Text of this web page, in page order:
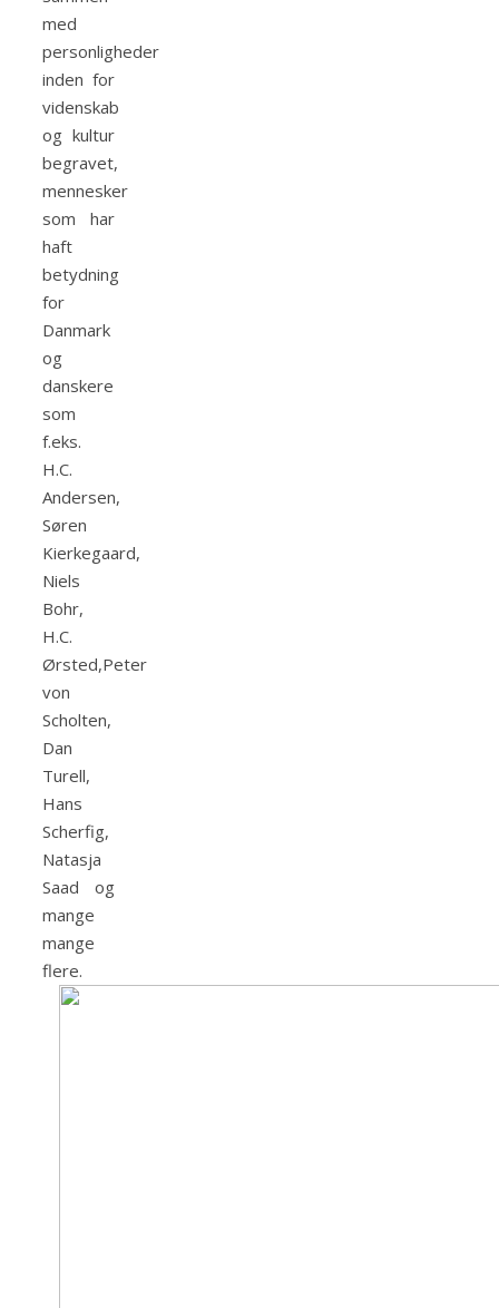
med
personligheder
inden for
videnskab
og kultur
begravet,
mennesker
som har
haft
betydning
for
Danmark
og
danskere
som
f.eks.
H.C.
Andersen,
Søren
Kierkegaard,
Niels
Bohr,
H.C.
Ørsted,Peter
von
Scholten,
Dan
Turell,
Hans
Scherfig,
Natasja
Saad og
mange
mange
flere.